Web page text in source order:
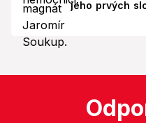
jeho prvých